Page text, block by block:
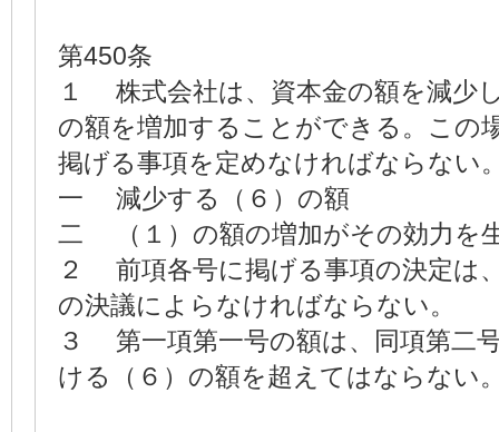
第450条
１ 株式会社は、資本金の額を減
の額を増加することができる。この
掲げる事項を定めなければならない
一 減少する（６）の額
二 （１）の額の増加がその効力を
２ 前項各号に掲げる事項の決定は
の決議によらなければならない。
３ 第一項第一号の額は、同項第二
ける（６）の額を超えてはならない